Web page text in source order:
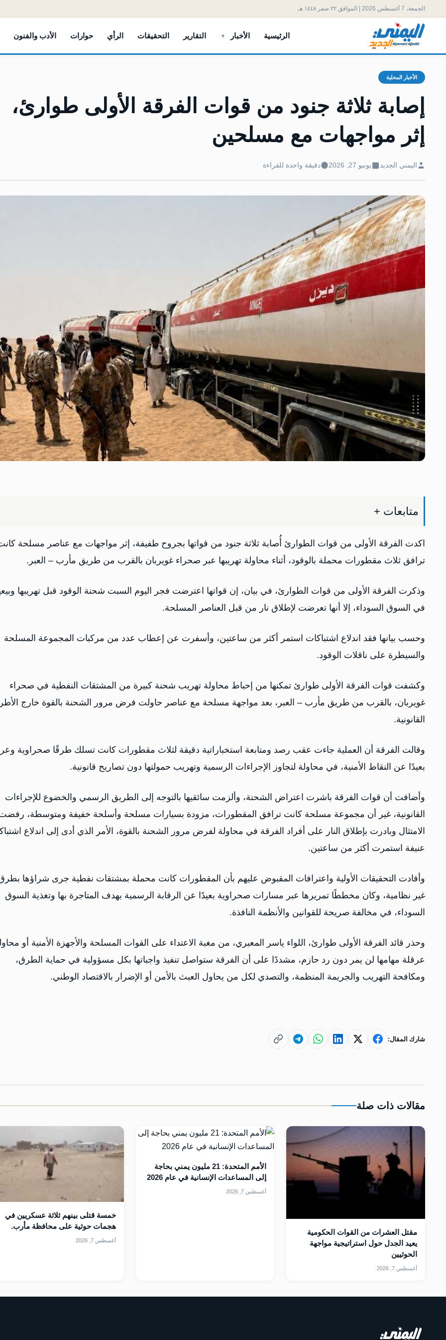
الجمعة، 7 أغسطس 2026 | الموافق ٢٢ صفر ١٤٤٨ هـ
الرئيسية الأخبار التقارير التحقيقات الرأي حوارات الأدب والفنون
الأخبار المحلية
إصابة ثلاثة جنود من قوات الفرقة الأولى طوارئ،
إثر مواجهات مع مسلحين
اليمني الجديد يونيو 27, 2026 دقيقة واحدة للقراءة
متابعات +
‏اكدت الفرقة الأولى من قوات الطوارئ أُصابة ثلاثة جنود من قواتها بجروح طفيفة، إثر مواجهات مع عناصر مسلحة
ترافق ثلاث مقطورات محملة بالوقود، أثناء محاولة تهريبها عبر صحراء غويربان بالقرب من طريق مأرب – العبر.
وذكرت الفرقة الأولى من قوات الطوارئ، في بيان، إن قواتها اعترضت فجر اليوم السبت شحنة الوقود قبل تهريبها
في السوق السوداء، إلا أنها تعرضت لإطلاق نار من قبل العناصر المسلحة.
وحسب بيانها فقد اندلاع اشتباكات استمر أكثر من ساعتين، وأسفرت عن إعطاب عدد من مركبات المجموعة المسلحة
والسيطرة على ناقلات الوقود.
وكشفت قوات الفرقة الأولى طوارئ تمكنها من إحباط محاولة تهريب شحنة كبيرة من المشتقات النفطية في صحراء
غويربان، بالقرب من طريق مأرب – العبر، بعد مواجهة مسلحة مع عناصر حاولت فرض مرور الشحنة بالقوة خارج
القانونية.
وقالت الفرقة أن العملية جاءت عقب رصد ومتابعة استخباراتية دقيقة لثلاث مقطورات كانت تسلك طرقًا صحراوية
بعيدًا عن النقاط الأمنية، في محاولة لتجاوز الإجراءات الرسمية وتهريب حمولتها دون تصاريح قانونية.
وأضافت أن قوات الفرقة باشرت اعتراض الشحنة، وألزمت سائقيها بالتوجه إلى الطريق الرسمي والخضوع للإجراءات
القانونية، غير أن مجموعة مسلحة كانت ترافق المقطورات، مزودة بسيارات مسلحة وأسلحة خفيفة ومتوسطة،
الامتثال وبادرت بإطلاق النار على أفراد الفرقة في محاولة لفرض مرور الشحنة بالقوة، الأمر الذي أدى إلى اندلاع
عنيفة استمرت أكثر من ساعتين.
وأفادت التحقيقات الأولية واعترافات المقبوض عليهم بأن المقطورات كانت محملة بمشتقات نفطية جرى شراؤها
غير نظامية، وكان مخططًا تمريرها عبر مسارات صحراوية بعيدًا عن الرقابة الرسمية بهدف المتاجرة بها وتغذية السوق
السوداء، في مخالفة صريحة للقوانين والأنظمة النافذة.
وحذر قائد الفرقة الأولى طوارئ، اللواء ياسر المعبري، من مغبة الاعتداء على القوات المسلحة والأجهزة الأمنية أو
عرقلة مهامها لن يمر دون رد حازم، مشددًا على أن الفرقة ستواصل تنفيذ واجباتها بكل مسؤولية في حماية الطرق،
ومكافحة التهريب والجريمة المنظمة، والتصدي لكل من يحاول العبث بالأمن أو الإضرار بالاقتصاد الوطني.
شارك المقال:
مقالات ذات صلة
مقتل العشرات من القوات الحكومية
يعيد الجدل حول استراتيجية مواجهة
الحوثيين
أغسطس 7, 2026
الأمم المتحدة: 21 مليون يمني بحاجة
إلى المساعدات الإنسانية في عام 2026
أغسطس 7, 2026
خمسة قتلى بينهم ثلاثة عسكريين في
هجمات حوثية على محافظة مأرب.
أغسطس 7, 2026